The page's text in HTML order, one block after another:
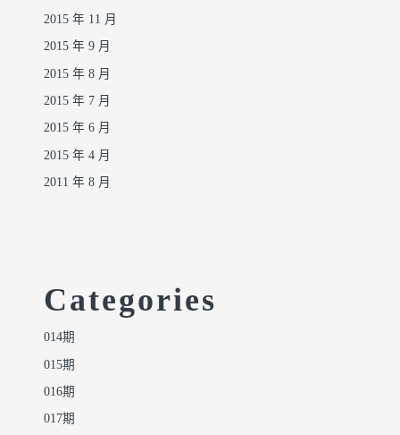
2015 年 11 月
2015 年 9 月
2015 年 8 月
2015 年 7 月
2015 年 6 月
2015 年 4 月
2011 年 8 月
Categories
014期
015期
016期
017期